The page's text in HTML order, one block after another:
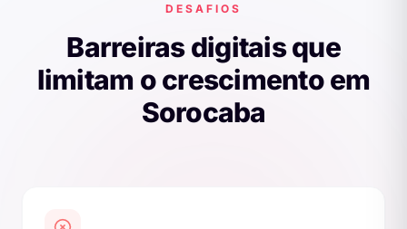
DESAFIOS
Barreiras digitais que
limitam o crescimento em
Sorocaba